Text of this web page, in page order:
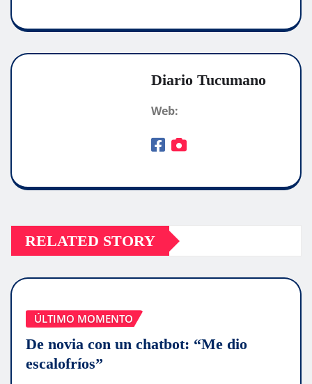
Diario Tucumano
Web:
RELATED STORY
ÚLTIMO MOMENTO
De novia con un chatbot: “Me dio
escalofríos”